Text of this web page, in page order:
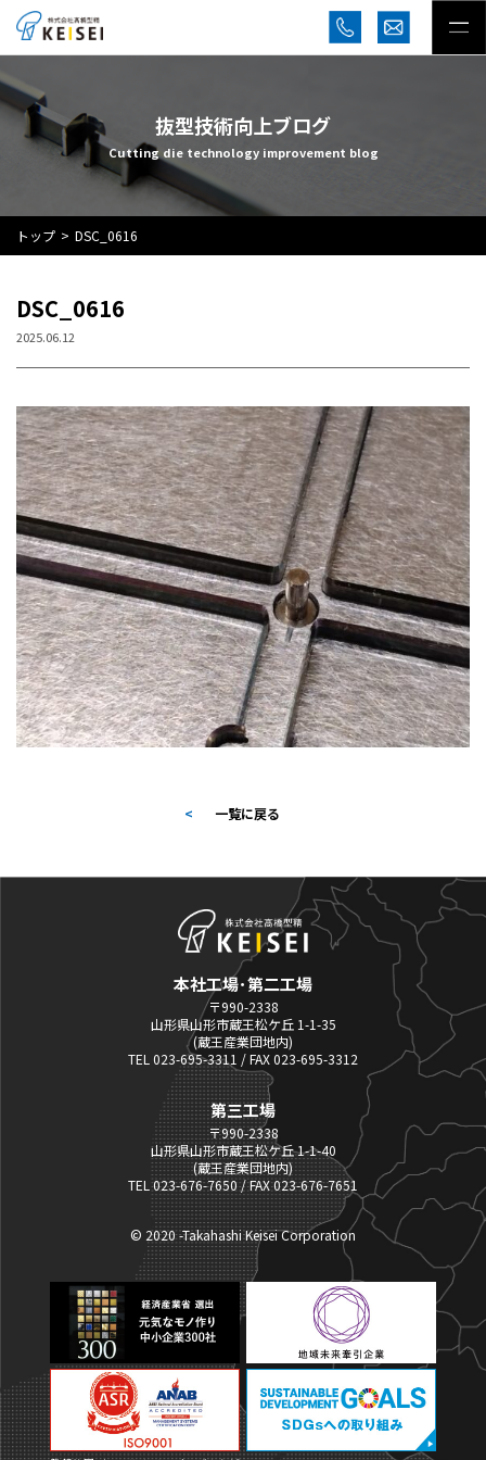
抜型技術向上ブログ
Cutting die technology improvement blog
トップ DSC_0616
DSC_0616
2025.06.12
< 一覧に戻る
本社工場･第二工場
〒990-2338
山形県山形市蔵王松ケ丘 1-1-35
(蔵王産業団地内)
TEL 023-695-3311 / FAX 023-695-3312
第三工場
〒990-2338
山形県山形市蔵王松ケ丘 1-1-40
(蔵王産業団地内)
TEL 023-676-7650 / FAX 023-676-7651
© 2020 -Takahashi Keisei Corporation